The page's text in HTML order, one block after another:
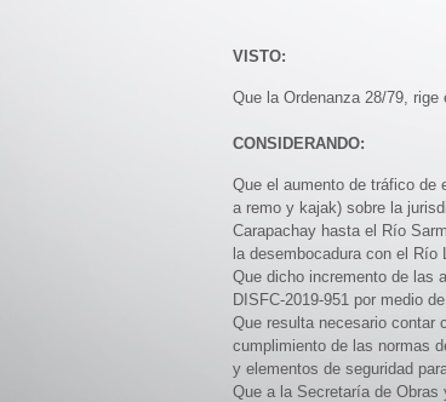
VISTO:
Que la Ordenanza 28/79,
CONSIDERANDO:
Que el aumento de tráfico de
a remo y kajak) sobre la
Carapachay hasta el Río
la desembocadura con el Río
Que dicho incremento de las
DISFC-2019-951 por medio
Que resulta necesario contar
cumplimiento de las normas
y elementos de seguridad
Que a la Secretaría de